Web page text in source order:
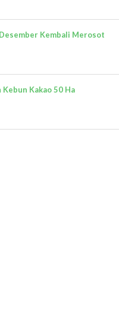
Kembali Merosot
Kebun Kakao 50 Ha